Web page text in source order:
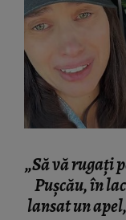
„Să vă rugați
Pușcău, în
lansat un